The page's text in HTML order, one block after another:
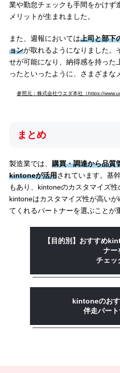
業や勤怠チェックも手間をかけず
メリットが生まれました。
また、週報においては上司と部下
ョンが取れるようになりました。
せが可能になり、納得感を持った
ったといったように、さまざまな
参照元：株式会社ウエダ本社（https://
まとめ
製造業では、 購買・調達から品質
kintoneが活用されています。基
もあり、kintoneのカスタマイズ性
kintoneはカスタマイズ性が高い
てくれるパートナーを選ぶことが
【目的別】おすすめ
ナー
チェッ
kintoneのおす
伴走パー